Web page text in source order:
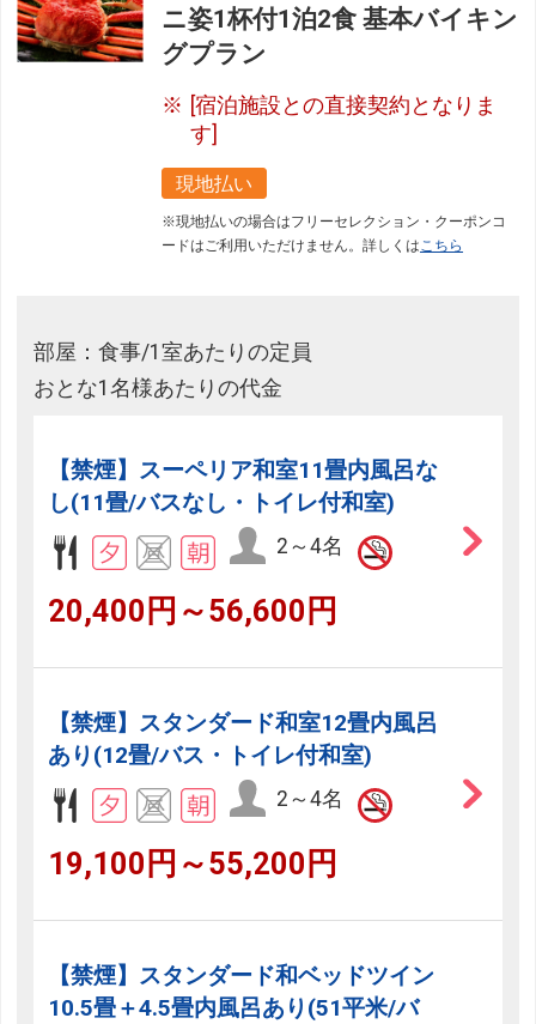
ニ姿1杯付1泊2食 基本バイキン
グプラン
[宿泊施設との直接契約となりま
す]
現地払い
※現地払いの場合はフリーセレクション・クーポンコ
ードはご利用いただけません。詳しくは こちら
部屋：食事/1室あたりの定員
おとな1名様あたりの代金
【禁煙】スーペリア和室11畳内風呂な
し(11畳/バスなし・トイレ付和室)
2～4名
20,400円～56,600円
【禁煙】スタンダード和室12畳内風呂
あり(12畳/バス・トイレ付和室)
2～4名
19,100円～55,200円
【禁煙】スタンダード和ベッドツイン
10.5畳＋4.5畳内風呂あり(51平米/バ